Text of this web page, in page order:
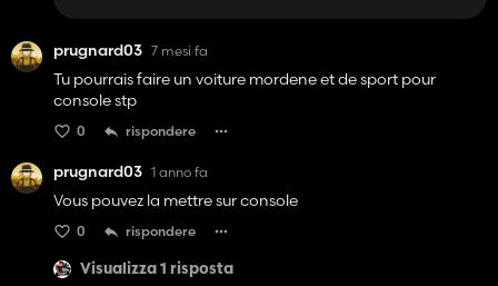
prugnard03 7 mesi fa
Tu pourrais faire un voiture mordene et de sport pour
console stp
0 rispondere
prugnard03 1 anno fa
Vous pouvez la mettre sur console
0 rispondere
Visualizza 1 risposta